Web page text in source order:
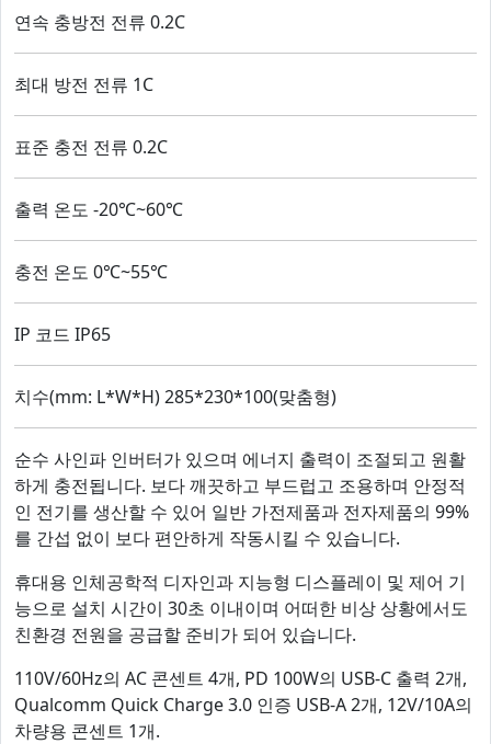
연속 충방전 전류 0.2C
최대 방전 전류 1C
표준 충전 전류 0.2C
출력 온도 -20℃~60℃
충전 온도 0℃~55℃
IP 코드 IP65
치수(mm: L*W*H) 285*230*100(맞춤형)
순수 사인파 인버터가 있으며 에너지 출력이 조절되고 원활
하게 충전됩니다. 보다 깨끗하고 부드럽고 조용하며 안정적
인 전기를 생산할 수 있어 일반 가전제품과 전자제품의 99%
를 간섭 없이 보다 편안하게 작동시킬 수 있습니다.
휴대용 인체공학적 디자인과 지능형 디스플레이 및 제어 기
능으로 설치 시간이 30초 이내이며 어떠한 비상 상황에서도
친환경 전원을 공급할 준비가 되어 있습니다.
110V/60Hz의 AC 콘센트 4개, PD 100W의 USB-C 출력 2개,
Qualcomm Quick Charge 3.0 인증 USB-A 2개, 12V/10A의
차량용 콘센트 1개.